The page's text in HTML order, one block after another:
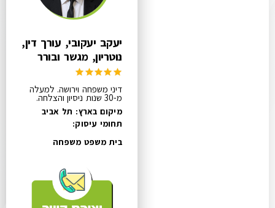
יעקב יעקובי, עורך דין,
נוטריון, מגשר ובורר
דיני משפחה וירושה. למעלה
מ-30 שנות ניסיון והצלחה.
מיקום בארץ: תל אביב
תחומי עיסוק:
בית משפט משפחה